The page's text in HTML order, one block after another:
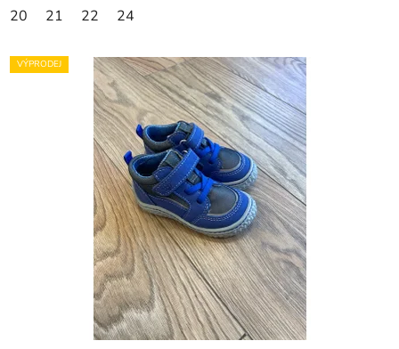
20 21 22 24
VÝPRODEJ